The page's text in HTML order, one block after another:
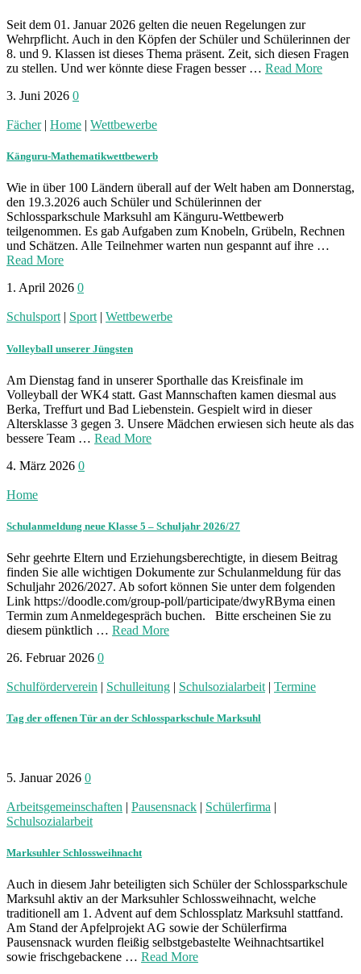
Seit dem 01. Januar 2026 gelten die neuen Regelungen zur
Wehrpflicht. Auch in den Köpfen der Schüler und Schülerinnen der
8. und 9. Klassen ist dieses Thema präsent. Zeit, sich diesen Fragen
zu stellen. Und wer könnte diese Fragen besser … Read More
3. Juni 2026 0
Fächer| Home | Wettbewerbe
Känguru-Mathematikwettbewerb
Wie in über 100 Ländern überall auf der Welt haben am Donnerstag,
den 19.3.2026 auch Schüler und Schülerinnen der
Schlossparkschule Marksuhl am Känguru-Wettbewerb
teilgenommen. Es gab Aufgaben zum Knobeln, Grübeln, Rechnen
und Schätzen. Alle Teilnehmer warten nun gespannt auf ihre …
Read More
1. April 2026 0
Schulsport| Sport| Wettbewerbe
Volleyball unserer Jüngsten
Am Dienstag fand in unserer Sporthalle das Kreisfinale im
Volleyball der WK4 statt. Gast Mannschaften kamen diesmal aus
Berka, Treffurt und Bad Liebenstein. Gespielt wird in dieser
Altersklasse 3 gegen 3. Unsere Mädchen erwiesen sich heute als das
bessere Team … Read More
4. März 2026 0
Home
Schulanmeldung neue Klasse 5 – Schuljahr 2026/27
Sehr geehrte Eltern und Erziehungsberechtigte, in diesem Beitrag
finden Sie alle wichtigen Dokumente zur Schulanmeldung für das
Schuljahr 2026/2027. Ab sofort können Sie unter dem folgenden
Link https://doodle.com/group-poll/participate/dwyRByma einen
Termin zum Anmeldegespräch buchen. Bitte erscheinen Sie zu
diesem pünktlich … Read More
26. Februar 2026 0
Schulförderverein | Schulleitung | Schulsozialarbeit | Termine
Tag der offenen Tür an der Schlossparkschule Marksuhl
5. Januar 2026 0
Arbeitsgemeinschaften | Pausensnack | Schülerfirma |
Schulsozialarbeit
Marksuhler Schlossweihnacht
Auch in diesem Jahr beteiligten sich Schüler der Schlossparkschule
Marksuhl aktiv an der Marksuhler Schlossweihnacht, welche
traditionell am 1. Advent auf dem Schlossplatz Marksuhl stattfand.
Am Stand der Apfelprojekt AG sowie der Schülerfirma
Pausensnack wurden fleißig selbstgebastelte Weihnachtsartikel
sowie frischgebackene … Read More